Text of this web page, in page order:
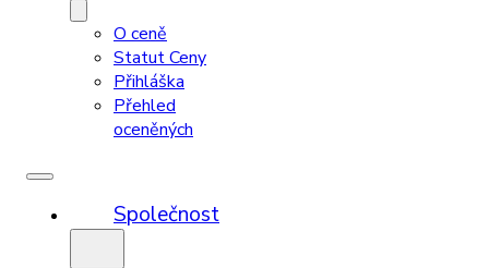
O ceně
Statut Ceny
Přihláška
Přehled
oceněných
Společnost